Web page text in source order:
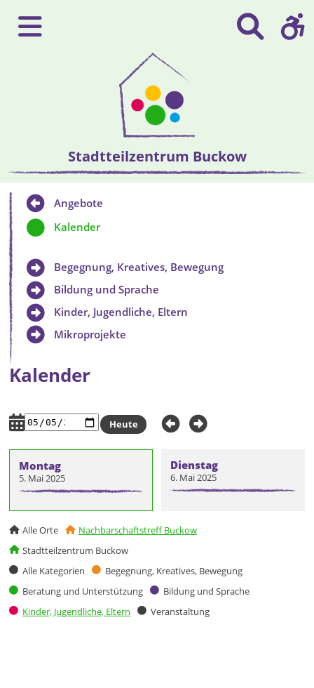
Stadtteilzentrum Buckow
Kalender
Montag
5. Mai 2025
Dienstag
6. Mai 2025
Alle Orte
Nachbarschaftstreff Buckow
Stadtteilzentrum Buckow
Alle Kategorien
Begegnung, Kreatives, Bewegung
Beratung und Unterstützung
Bildung und Sprache
Kinder, Jugendliche, Eltern
Veranstaltung
Heute
Angebote
Kalender
Begegnung, Kreatives, Bewegung
Bildung und Sprache
Kinder, Jugendliche, Eltern
Mikroprojekte